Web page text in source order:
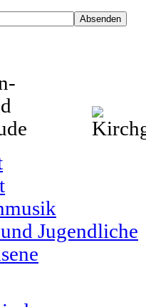
Jugendliche